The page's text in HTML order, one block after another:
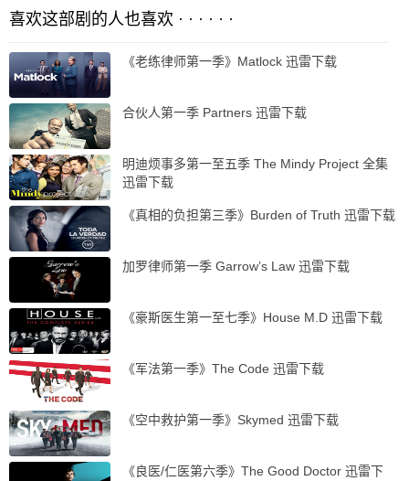
喜欢这部剧的人也喜欢 · · · · · ·
《老练律师第一季》Matlock 迅雷下载
合伙人第一季 Partners 迅雷下载
明迪烦事多第一至五季 The Mindy Project 全集
迅雷下载
《真相的负担第三季》Burden of Truth 迅雷下载
加罗律师第一季 Garrow’s Law 迅雷下载
《豪斯医生第一至七季》House M.D 迅雷下载
《军法第一季》The Code 迅雷下载
《空中救护第一季》Skymed 迅雷下载
《良医/仁医第六季》The Good Doctor 迅雷下